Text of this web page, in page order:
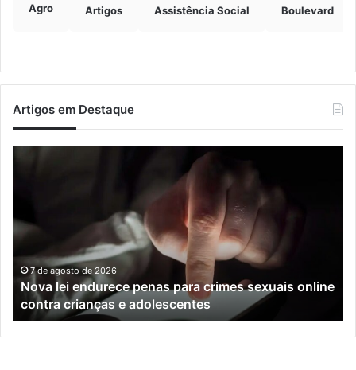
Agro Artigos Assistência Social Boulevard
Artigos em Destaque
para
crimes
sexuais
online
contra
crianças
e
adolescentes
7 de agosto de 2026
Nova lei endurece penas para crimes sexuais online
contra crianças e adolescentes